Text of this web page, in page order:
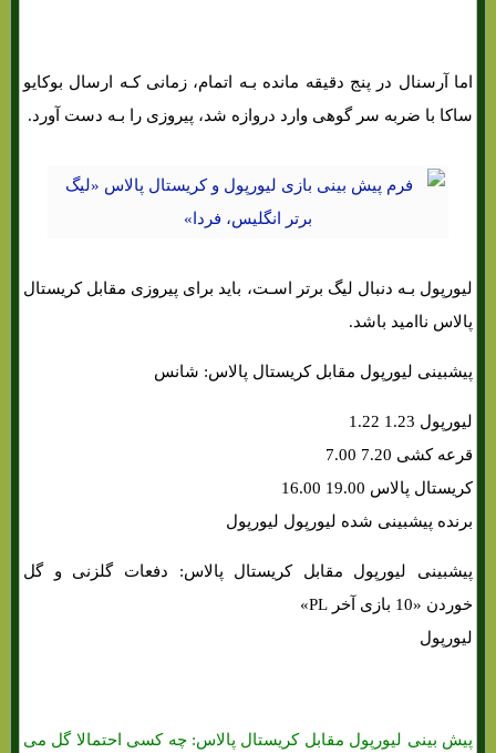
اما آرسنال در پنج دقیقه مانده بـه اتمام، زمانی کـه ارسال بوکایو
ساکا با ضربه سر گوهی وارد دروازه شد، پیروزی را بـه دست آورد.
لیورپول بـه دنبال لیگ برتر اسـت، باید برای پیروزی مقابل کریستال
پالاس ناامید باشد.
پیشبینی لیورپول مقابل کریستال پالاس: شانس
لیورپول 1.23 1.22
قرعه کشی 7.20 7.00
کریستال پالاس 19.00 16.00
برنده پیشبینی شده لیورپول لیورپول
پیشبینی لیورپول مقابل کریستال پالاس: دفعات گلزنی و گل
خوردن «10 بازی آخر PL»
لیورپول
پیش بینی لیورپول مقابل کریستال پالاس: چه کسی احتمالا گل می